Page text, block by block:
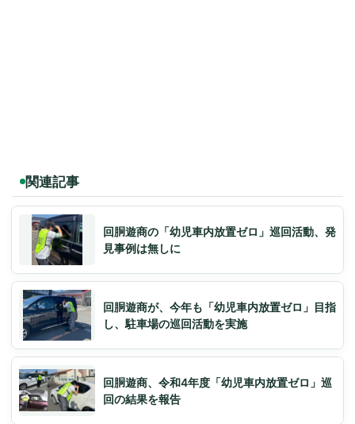
関連記事
回胴遊商の「幼児車内放置ゼロ」巡回活動、発
見事例は無しに
回胴遊商が、今年も「幼児車内放置ゼロ」目指
し、駐車場の巡回活動を実施
回胴遊商、令和4年度「幼児車内放置ゼロ」巡
回の結果を報告